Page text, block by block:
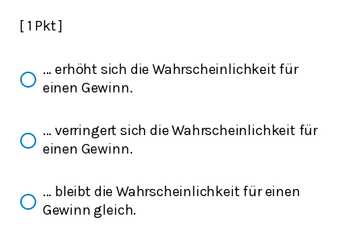
[ 1 Pkt ]
... erhöht sich die Wahrscheinlichkeit für
einen Gewinn.
... verringert sich die Wahrscheinlichkeit für
einen Gewinn.
... bleibt die Wahrscheinlichkeit für einen
Gewinn gleich.